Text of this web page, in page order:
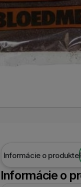
Informácie o produkte
Informácie o